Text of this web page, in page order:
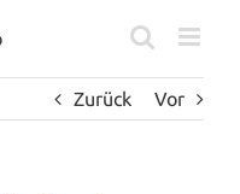
Zurück
Vor